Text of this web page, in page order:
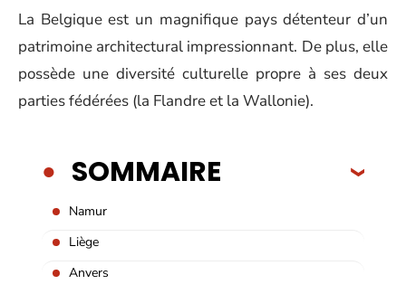
La Belgique est un magnifique pays détenteur d’un
patrimoine architectural impressionnant. De plus, elle
possède une diversité culturelle propre à ses deux
parties fédérées (la Flandre et la Wallonie).
SOMMAIRE
Namur
Liège
Anvers